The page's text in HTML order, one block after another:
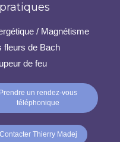
/ Magnétisme
fleurs de Bach
de feu
Prendre un rendez-vous
téléphonique
Contacter Thierry Madej